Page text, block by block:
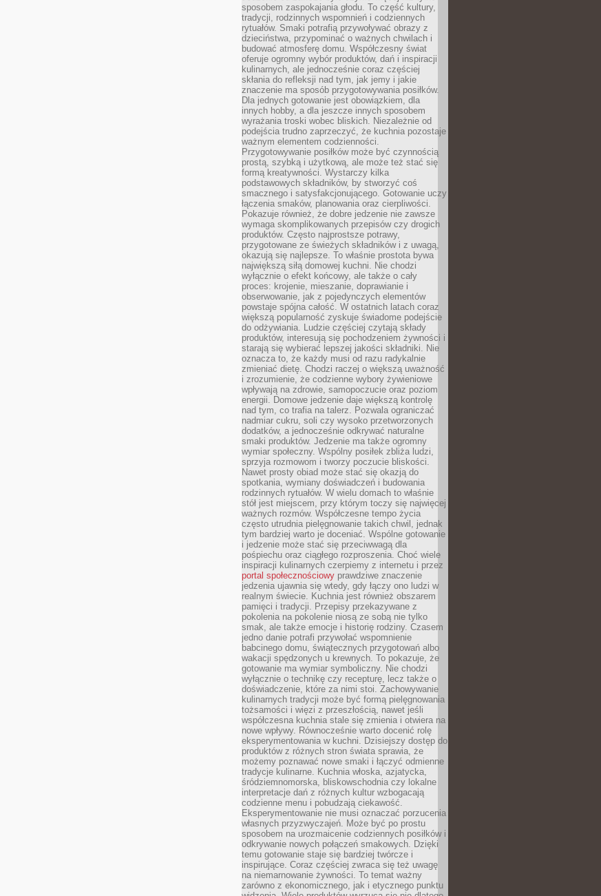
sposobem zaspokajania głodu. To część kultury,
tradycji, rodzinnych wspomnień i codziennych
rytuałów. Smaki potrafią przywoływać obrazy z
dzieciństwa, przypominać o ważnych chwilach i
budować atmosferę domu. Współczesny świat
oferuje ogromny wybór produktów, dań i inspiracji
kulinarnych, ale jednocześnie coraz częściej
skłania do refleksji nad tym, jak jemy i jakie
znaczenie ma sposób przygotowywania posiłków.
Dla jednych gotowanie jest obowiązkiem, dla
innych hobby, a dla jeszcze innych sposobem
wyrażania troski wobec bliskich. Niezależnie od
podejścia trudno zaprzeczyć, że kuchnia pozostaje
ważnym elementem codzienności.
Przygotowywanie posiłków może być czynnością
prostą, szybką i użytkową, ale może też stać się
formą kreatywności. Wystarczy kilka
podstawowych składników, by stworzyć coś
smacznego i satysfakcjonującego. Gotowanie uczy
łączenia smaków, planowania oraz cierpliwości.
Pokazuje również, że dobre jedzenie nie zawsze
wymaga skomplikowanych przepisów czy drogich
produktów. Często najprostsze potrawy,
przygotowane ze świeżych składników i z uwagą,
okazują się najlepsze. To właśnie prostota bywa
największą siłą domowej kuchni. Nie chodzi
wyłącznie o efekt końcowy, ale także o cały
proces: krojenie, mieszanie, doprawianie i
obserwowanie, jak z pojedynczych elementów
powstaje spójna całość. W ostatnich latach coraz
większą popularność zyskuje świadome podejście
do odżywiania. Ludzie częściej czytają składy
produktów, interesują się pochodzeniem żywności i
starają się wybierać lepszej jakości składniki. Nie
oznacza to, że każdy musi od razu radykalnie
zmieniać dietę. Chodzi raczej o większą uważność
i zrozumienie, że codzienne wybory żywieniowe
wpływają na zdrowie, samopoczucie oraz poziom
energii. Domowe jedzenie daje większą kontrolę
nad tym, co trafia na talerz. Pozwala ograniczać
nadmiar cukru, soli czy wysoko przetworzonych
dodatków, a jednocześnie odkrywać naturalne
smaki produktów. Jedzenie ma także ogromny
wymiar społeczny. Wspólny posiłek zbliża ludzi,
sprzyja rozmowom i tworzy poczucie bliskości.
Nawet prosty obiad może stać się okazją do
spotkania, wymiany doświadczeń i budowania
rodzinnych rytuałów. W wielu domach to właśnie
stół jest miejscem, przy którym toczy się najwięcej
ważnych rozmów. Współczesne tempo życia
często utrudnia pielęgnowanie takich chwil, jednak
tym bardziej warto je doceniać. Wspólne gotowanie
i jedzenie może stać się przeciwwagą dla
pośpiechu oraz ciągłego rozproszenia. Choć wiele
inspiracji kulinarnych czerpiemy z internetu i przez
portal społecznościowy prawdziwe znaczenie
jedzenia ujawnia się wtedy, gdy łączy ono ludzi w
realnym świecie. Kuchnia jest również obszarem
pamięci i tradycji. Przepisy przekazywane z
pokolenia na pokolenie niosą ze sobą nie tylko
smak, ale także emocje i historię rodziny. Czasem
jedno danie potrafi przywołać wspomnienie
babcinego domu, świątecznych przygotowań albo
wakacji spędzonych u krewnych. To pokazuje, że
gotowanie ma wymiar symboliczny. Nie chodzi
wyłącznie o technikę czy recepturę, lecz także o
doświadczenie, które za nimi stoi. Zachowywanie
kulinarnych tradycji może być formą pielęgnowania
tożsamości i więzi z przeszłością, nawet jeśli
współczesna kuchnia stale się zmienia i otwiera na
nowe wpływy. Równocześnie warto docenić rolę
eksperymentowania w kuchni. Dzisiejszy dostęp do
produktów z różnych stron świata sprawia, że
możemy poznawać nowe smaki i łączyć odmienne
tradycje kulinarne. Kuchnia włoska, azjatycka,
śródziemnomorska, bliskowschodnia czy lokalne
interpretacje dań z różnych kultur wzbogacają
codzienne menu i pobudzają ciekawość.
Eksperymentowanie nie musi oznaczać porzucenia
własnych przyzwyczajeń. Może być po prostu
sposobem na urozmaicenie codziennych posiłków i
odkrywanie nowych połączeń smakowych. Dzięki
temu gotowanie staje się bardziej twórcze i
inspirujące. Coraz częściej zwraca się też uwagę
na niemarnowanie żywności. To temat ważny
zarówno z ekonomicznego, jak i etycznego punktu